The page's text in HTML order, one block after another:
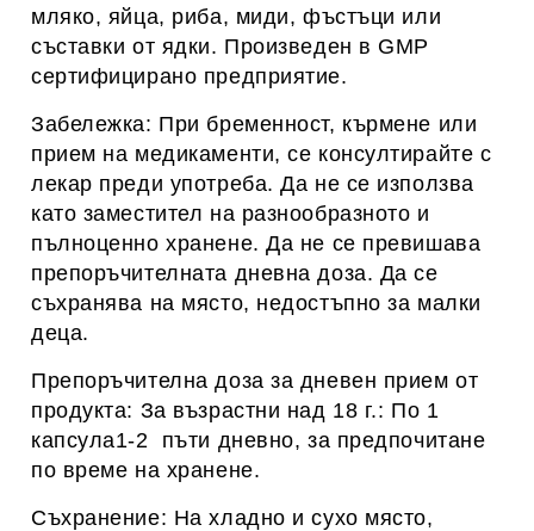
мляко, яйца, риба, миди, фъстъци или
съставки от ядки. Произведен в GMP
сертифицирано предприятие.
Забележка: При бременност, кърмене или
прием на медикаменти, се консултирайте с
лекар преди употреба. Да не се използва
като заместител на разнообразното и
пълноценно хранене. Да не се превишава
препоръчителната дневна доза. Да се
съхранява на място, недостъпно за малки
деца.
Препоръчителна доза за дневен прием от
продукта: За възрастни над 18 г.: По 1
капсула1-2 пъти дневно, за предпочитане
по време на хранене.
Съхранение: На хладно и сухо място,